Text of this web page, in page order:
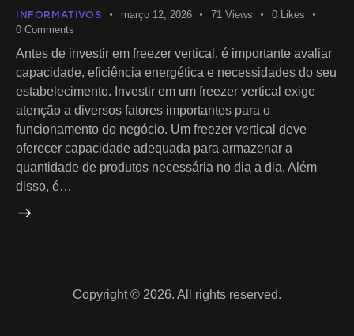
INFORMATIVOS março 12, 2026 71 Views 0
Likes
0 Comments
Antes de investir em freezer vertical, é importante avaliar
capacidade, eficiência energética e necessidades do seu
estabelecimento. Investir em um freezer vertical exige
atenção a diversos fatores importantes para o
funcionamento do negócio. Um freezer vertical deve
oferecer capacidade adequada para armazenar a
quantidade de produtos necessária no dia a dia. Além
disso, é…
Copyright © 2026. All rights reserved.